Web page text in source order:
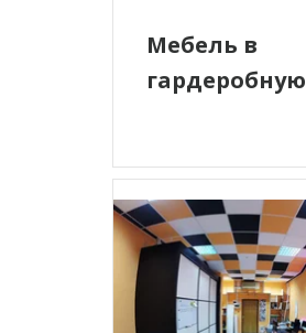
Мебель в
гардеробную